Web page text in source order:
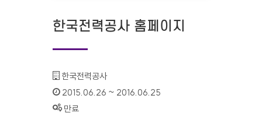
한국전력공사 홈페이지
기관명 :
한국전력공사
인증기간 :
2015.06.26 ~ 2016.06.25
상태 :
만료